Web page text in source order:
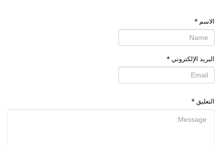
التعليق*
الاسم *
البريد الإلكتروني*